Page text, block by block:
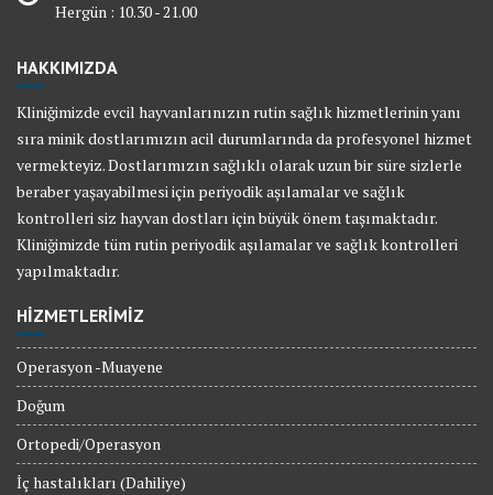
Hergün : 10.30 - 21.00
HAKKIMIZDA
Kliniğimizde evcil hayvanlarınızın rutin sağlık hizmetlerinin yanı
sıra minik dostlarımızın acil durumlarında da profesyonel hizmet
vermekteyiz. Dostlarımızın sağlıklı olarak uzun bir süre sizlerle
beraber yaşayabilmesi için periyodik aşılamalar ve sağlık
kontrolleri siz hayvan dostları için büyük önem taşımaktadır.
Kliniğimizde tüm rutin periyodik aşılamalar ve sağlık kontrolleri
yapılmaktadır.
HİZMETLERİMİZ
Operasyon -Muayene
Doğum
Ortopedi/Operasyon
İç hastalıkları (Dahiliye)